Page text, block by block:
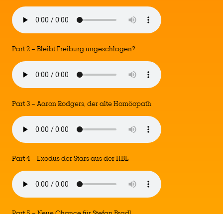
Part 2 – Bleibt Freiburg ungeschlagen?
Part 3 – Aaron Rodgers, der alte Homöopath
Part 4 – Exodus der Stars aus der HBL